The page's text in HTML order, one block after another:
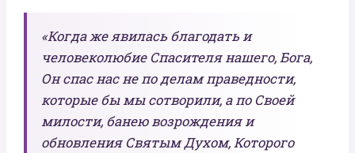
«Когда же явилась благодать и
человеколюбие Спасителя нашего, Бога,
Он спас нас не по делам праведности,
которые бы мы сотворили, а по Своей
милости, банею возрождения и
обновления Святым Духом, Которого